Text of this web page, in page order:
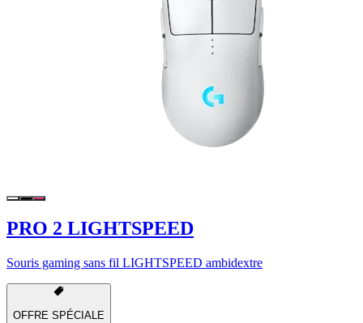
PRO 2 LIGHTSPEED
Souris gaming sans fil LIGHTSPEED ambidextre
OFFRE SPÉCIALE